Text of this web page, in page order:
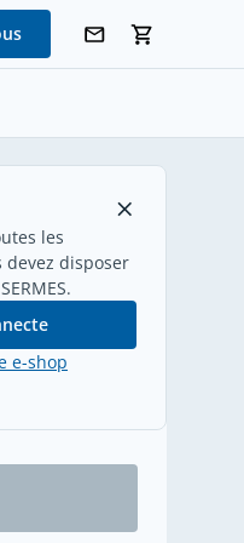
les
disposer
e-shop
retour